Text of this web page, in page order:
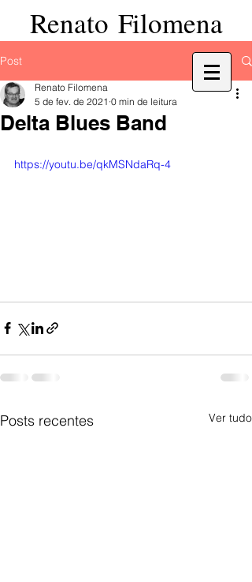
Renato Filomena
Post
Delta Blues Band
Renato Filomena
5 de fev. de 2021 0 min de leitura
https://youtu.be/qkMSNdaRq-4
Posts recentes Ver tudo